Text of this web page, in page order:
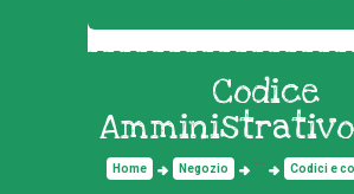
Codice
Amministrativo
Home Negozio Codici e